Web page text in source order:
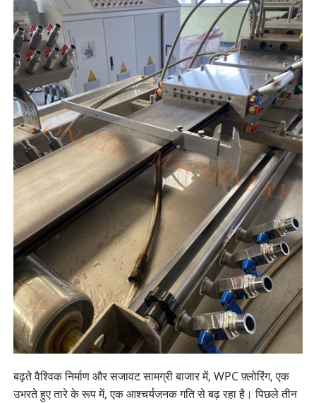
बढ़ते वैश्विक निर्माण और सजावट सामग्री बाजार में, WPC फ़्लोरिंग, एक
उभरते हुए तारे के रूप में, एक आश्चर्यजनक गति से बढ़ रहा है। पिछले तीन